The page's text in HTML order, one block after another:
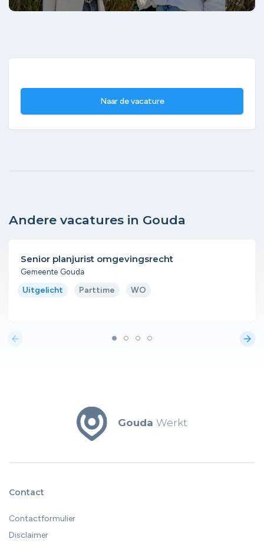
Naar de vacature
Andere vacatures in Gouda
Senior planjurist omgevingsrecht
Gemeente Gouda
Uitgelicht Parttime WO
arrow_back arrow_forward
Gouda Werkt
Contact
Contactformulier
Disclaimer